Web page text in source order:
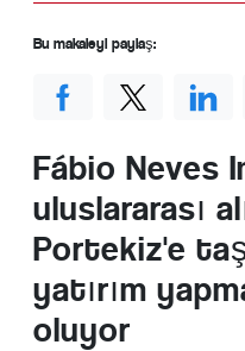
Fábio Neves
uluslararası
Portekiz'e
yatırım
oluyor
Bu makaleyi paylaş: